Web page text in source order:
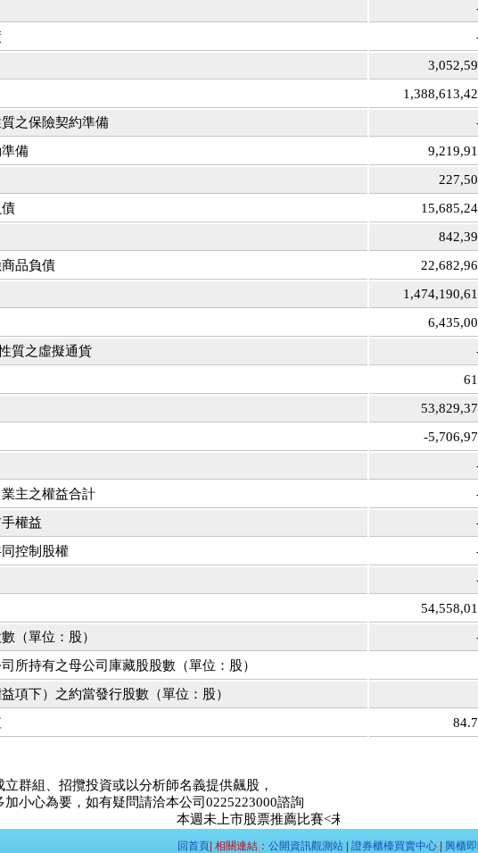
之保險契約準備
備
品負債
質之虛擬通貨
-
主之權益合計
權益
控制股權
（單位：股）
所持有之母公司庫藏股股數（單位：股）
項下）之約當發行股數（單位：股）
群組、招攬投資或以分析師名義提供飆股，
小心為要，如有疑問請洽本公司0225223000諮詢
本週未上市股票推薦比賽<未上市達人>出爐: 第一名
回首頁 | 相關連結： 公開資訊觀測站 證券櫃檯買賣中心 興櫃